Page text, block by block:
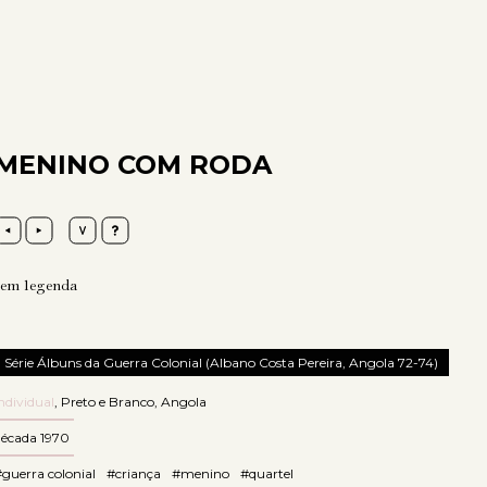
COM RODA
legenda
Série Álbuns da Guerra Colonial (Albano Costa Pereira, Angola 72-74)
, Preto e Branco, Angola
1970
colonial #criança #menino #quartel